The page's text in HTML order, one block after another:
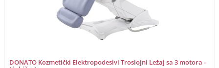
DONATO Kozmetički Elektropodesivi Troslojni Ležaj sa 3 motora -